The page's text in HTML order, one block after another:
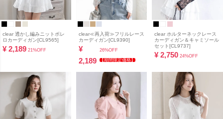
clear 透かし編みニットボレ
ロカーディガン[CL9565]
¥ 2,189 21%OFF
clear≪再入荷≫フリルレース
カーディガン[CL9390]
¥
2,189
26%OFF
【期間限定価格】
clear ホルターネックレース
カーディガン＆キャミソール
セット[CL9737]
¥ 2,750 24%OFF